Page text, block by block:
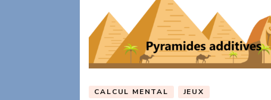
CALCUL MENTAL
JEUX